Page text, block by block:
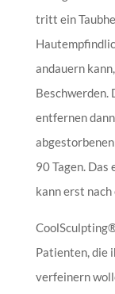
tritt ein
andauern
Beschwerden.
entfernen
90 Tagen.
kann erst
Patienten, die
verfeinern